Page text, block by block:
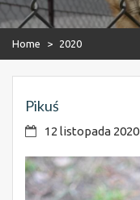
Home > 2020
Pikuś
12 listopada 2020